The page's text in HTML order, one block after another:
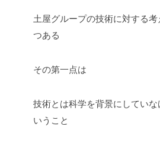
土屋グループの技術に対する
つある
その第一点は
技術とは科学を背景にしていな
いうこと